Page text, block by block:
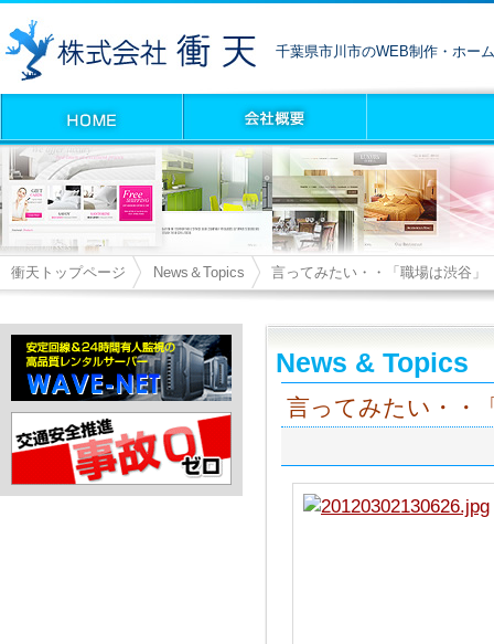
千葉県市川市のWEB制作・ホー
衝天トップページ News＆Topics 言ってみたい・・「職場は渋谷」
News & Topics
言ってみたい・・